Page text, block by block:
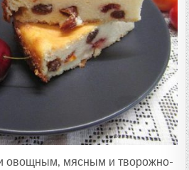
овощным, мясным и творожно-